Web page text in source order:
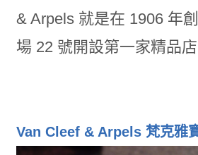
& Arpels 就是在 1906 年
場 22 號開設第一家精品店
Van Cleef & Arpels 梵克雅